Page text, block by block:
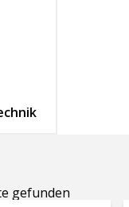
gefunden